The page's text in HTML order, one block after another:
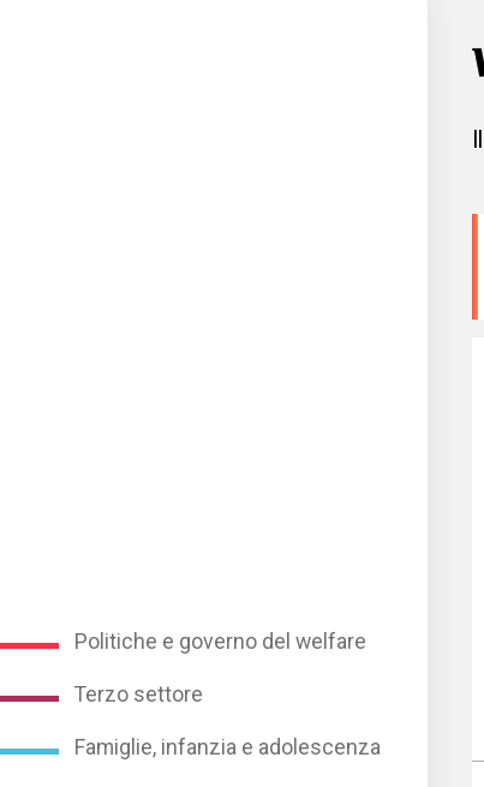
Politiche e governo del welfare
Terzo settore
Famiglie, infanzia e adolescenza